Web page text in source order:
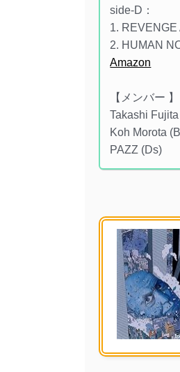
side-D：
1.
2. HUMAN
Amazon
【メンバー 】
Takashi
Koh Morota
PAZZ (Ds)